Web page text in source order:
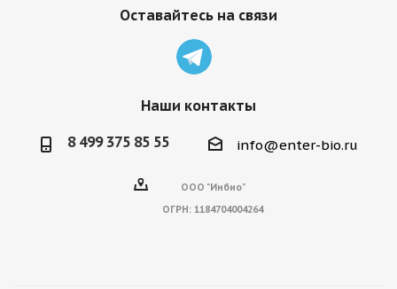
Оставайтесь на связи
Наши контакты
8 499 375 85 55 info@enter-bio.ru
ООО "Инбио"
ОГРН: 1184704004264